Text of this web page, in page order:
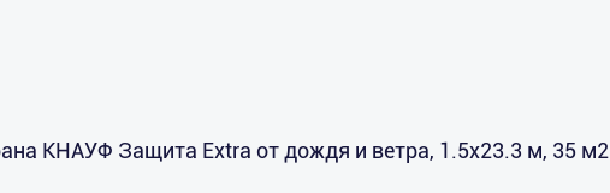
КНАУФ Защита Extra от дождя и ветра, 1.5х23.3 м, 35 м2